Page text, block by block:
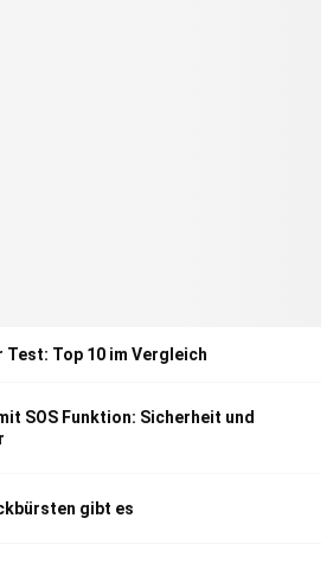
Top 10 im Vergleich
SOS Funktion: Sicherheit und
gibt es